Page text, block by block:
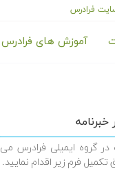
فرادرس
آموزش های فرادرس
گروه ایمیلی فرادرس می
تکمیل فرم زیر اقدام نمایید.